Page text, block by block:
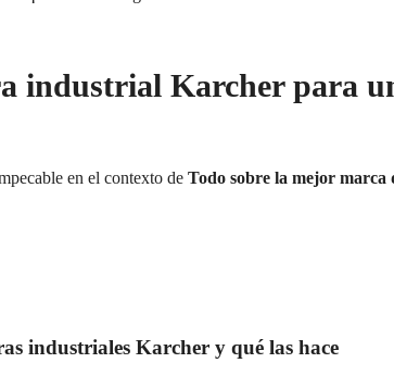
industrial Karcher para
en el contexto de Todo sobre la mejor marca
industriales Karcher y qué las hace